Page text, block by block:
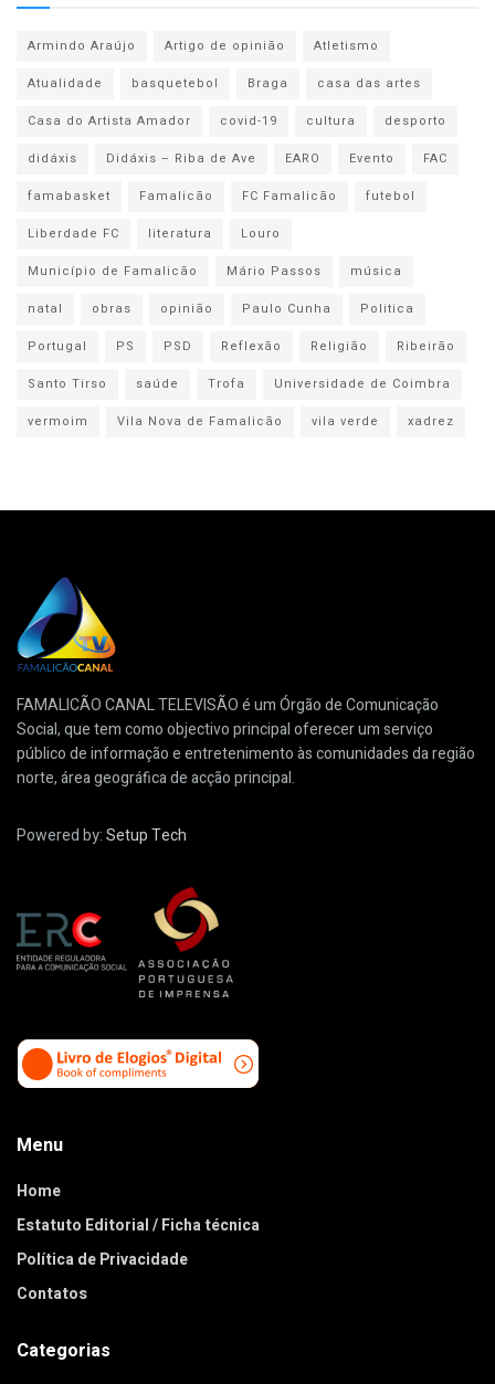
Armindo Araújo Artigo de opinião
Atletismo
Atualidade
basquetebol Braga
casa das artes
Casa do Artista Amador
covid-19 cultura
desporto
didáxis
Didáxis – Riba de Ave EARO Evento
FAC
famabasket
Famalicão FC Famalicão
futebol
Liberdade FC
literatura
Louro
Município de Famalicão
Mário Passos
música
natal
obras opinião Paulo Cunha
Politica
Portugal
PS PSD Reflexão Religião
Ribeirão
Santo Tirso
saúde Trofa
Universidade de Coimbra
vermoim
Vila Nova de Famalicão vila verde xadrez
FAMALICÃO CANAL TELEVISÃO é um Órgão de Comunicação
Social, que tem como objectivo principal oferecer um serviço
público de informação e entretenimento às comunidades da região
norte, área geográfica de acção principal.
Powered by:Setup Tech
Menu
Home
Estatuto Editorial / Ficha técnica
Política de Privacidade
Contatos
Categorias